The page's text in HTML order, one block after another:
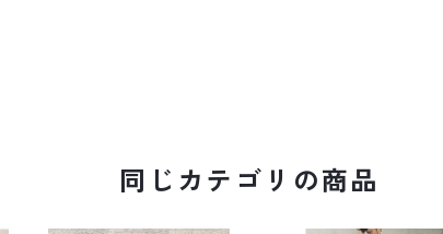
同じカテゴリの商品